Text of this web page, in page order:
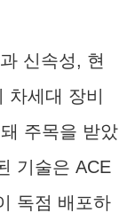
신속성, 현
세대 장비
주목을 받았
기술은 ACE
독점 배포하